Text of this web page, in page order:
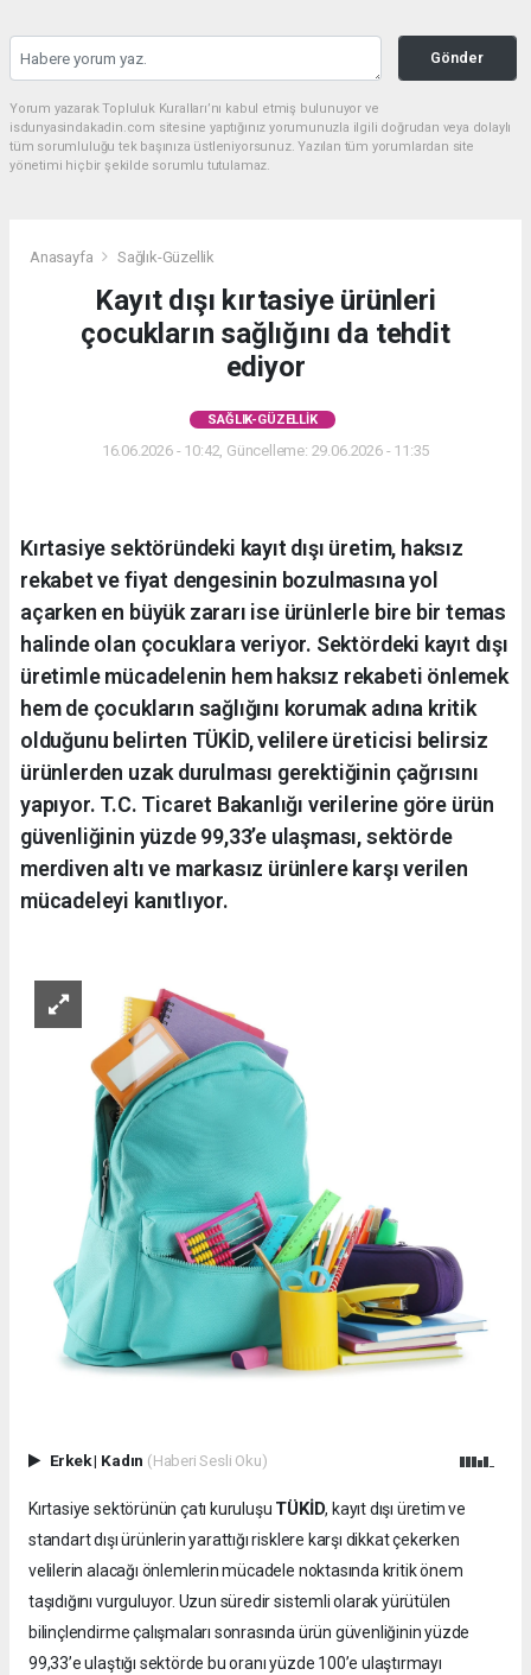
Gönder
Yorum yazarak Topluluk Kuralları’nı kabul etmiş bulunuyor ve
isdunyasindakadin.com sitesine yaptığınız yorumunuzla ilgili doğrudan veya dolaylı
tüm sorumluluğu tek başınıza üstleniyorsunuz. Yazılan tüm yorumlardan site
yönetimi hiçbir şekilde sorumlu tutulamaz.
Anasayfa Sağlık-Güzellik
Kayıt dışı kırtasiye ürünleri
çocukların sağlığını da tehdit
ediyor
SAĞLIK-GÜZELLIK
16.06.2026 - 10:42, Güncelleme: 29.06.2026 - 11:35
Kırtasiye sektöründeki kayıt dışı üretim, haksız
rekabet ve fiyat dengesinin bozulmasına yol
açarken en büyük zararı ise ürünlerle bire bir temas
halinde olan çocuklara veriyor. Sektördeki kayıt dışı
üretimle mücadelenin hem haksız rekabeti önlemek
hem de çocukların sağlığını korumak adına kritik
olduğunu belirten TÜKİD, velilere üreticisi belirsiz
ürünlerden uzak durulması gerektiğinin çağrısını
yapıyor. T.C. Ticaret Bakanlığı verilerine göre ürün
güvenliğinin yüzde 99,33’e ulaşması, sektörde
merdiven altı ve markasız ürünlere karşı verilen
mücadeleyi kanıtlıyor.
Erkek| Kadın (Haberi Sesli Oku)
Kırtasiye sektörünün çatı kuruluşu TÜKİD, kayıt dışı üretim ve
standart dışı ürünlerin yarattığı risklere karşı dikkat çekerken
velilerin alacağı önlemlerin mücadele noktasında kritik önem
taşıdığını vurguluyor. Uzun süredir sistemli olarak yürütülen
bilinçlendirme çalışmaları sonrasında ürün güvenliğinin yüzde
99,33’e ulaştığı sektörde bu oranı yüzde 100’e ulaştırmayı